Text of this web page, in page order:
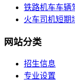
铁路机车车辆
火车司机短期
网站分类
招生信息
专业设置